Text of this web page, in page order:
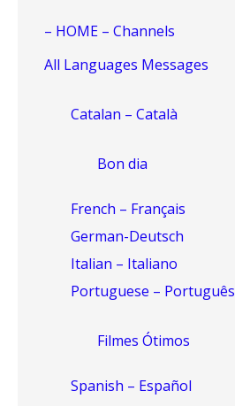
– HOME – Channels
All Languages Messages
Catalan – Català
Bon dia
French – Français
German-Deutsch
Italian – Italiano
Portuguese – Português
Filmes Ótimos
Spanish – Español